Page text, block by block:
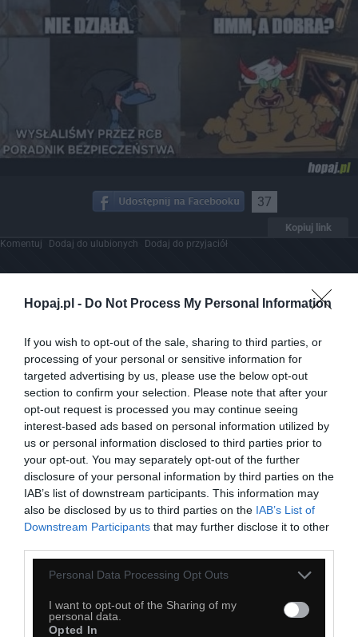
Hopaj.pl - Do Not Process My Personal Information
If you wish to opt-out of the sale, sharing to third parties, or
processing of your personal or sensitive information for
targeted advertising by us, please use the below opt-out
section to confirm your selection. Please note that after your
opt-out request is processed you may continue seeing
interest-based ads based on personal information utilized by
us or personal information disclosed to third parties prior to
your opt-out. You may separately opt-out of the further
disclosure of your personal information by third parties on the
IAB’s list of downstream participants. This information may
also be disclosed by us to third parties on the IAB’s List of
Downstream Participants that may further disclose it to other
Personal Data Processing Opt Outs
I want to opt-out of the Sharing of my
personal data.
Opted In
37
Kopiuj link
Komentuj Dodaj do ulubionych Dodaj do przyjaciół
Prosta sztuka